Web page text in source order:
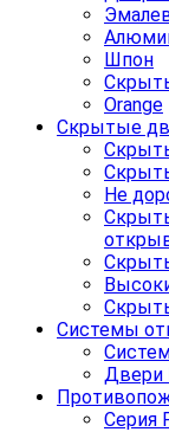
Шпон
Orange
Скрытые
Не
Системы
Двери
Серия